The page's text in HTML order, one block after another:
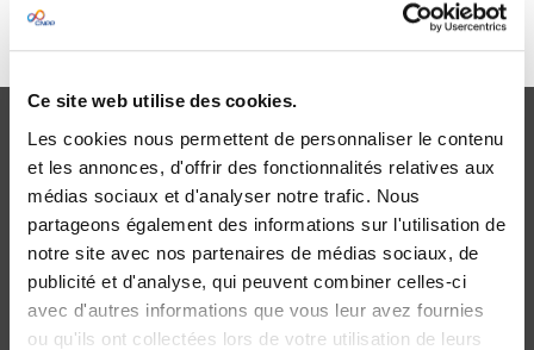
Ce site web utilise des cookies.
Les cookies nous permettent de personnaliser le contenu
et les annonces, d'offrir des fonctionnalités relatives aux
médias sociaux et d'analyser notre trafic. Nous
partageons également des informations sur l'utilisation de
notre site avec nos partenaires de médias sociaux, de
publicité et d'analyse, qui peuvent combiner celles-ci
avec d'autres informations que vous leur avez fournies
ou qu'ils ont collectées lors de votre utilisation de leurs
Veuillez vous connecter pour consulter gratuitement ce
chapitre
Livraison
dans le monde entier